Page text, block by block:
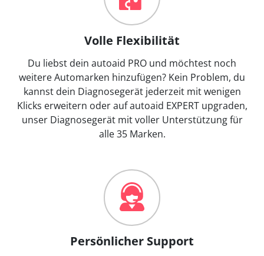
Volle Flexibilität
Du liebst dein autoaid PRO und möchtest noch
weitere Automarken hinzufügen? Kein Problem, du
kannst dein Diagnosegerät jederzeit mit wenigen
Klicks erweitern oder auf autoaid EXPERT upgraden,
unser Diagnosegerät mit voller Unterstützung für
alle 35 Marken.
Persönlicher Support